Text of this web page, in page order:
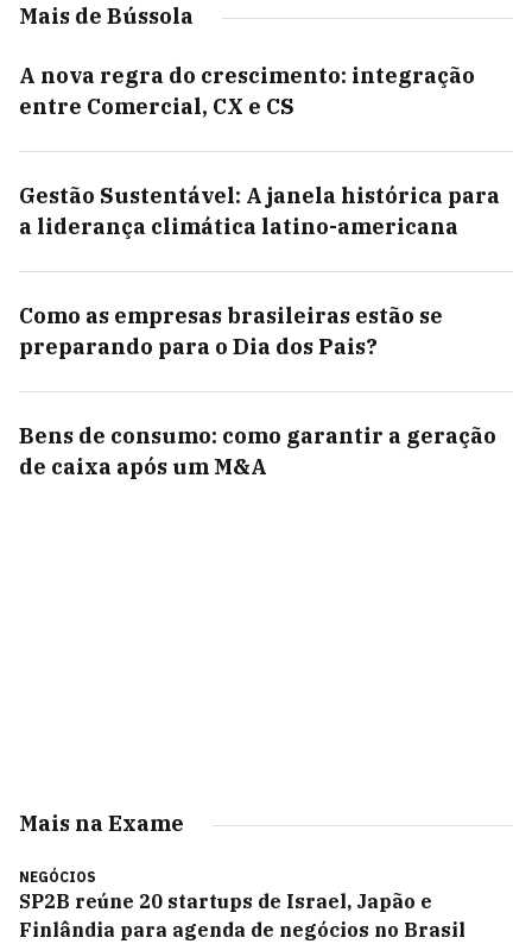
Mais de Bússola
A nova regra do crescimento: integração
entre Comercial, CX e CS
Gestão Sustentável: A janela histórica para
a liderança climática latino-americana
Como as empresas brasileiras estão se
preparando para o Dia dos Pais?
Bens de consumo: como garantir a geração
de caixa após um M&A
Mais na Exame
NEGÓCIOS
SP2B reúne 20 startups de Israel, Japão e
Finlândia para agenda de negócios no Brasil